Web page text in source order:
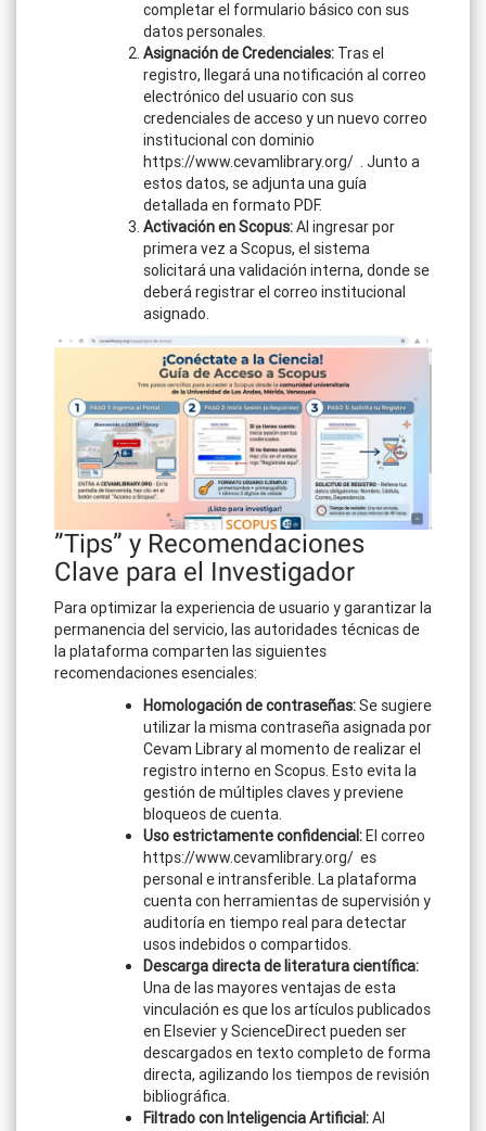
completar el formulario básico con sus
datos personales.
Asignación de Credenciales: Tras el
registro, llegará una notificación al correo
electrónico del usuario con sus
credenciales de acceso y un nuevo correo
institucional con dominio
https://www.cevamlibrary.org/ . Junto a
estos datos, se adjunta una guía
detallada en formato PDF.
Activación en Scopus:Al ingresar por
primera vez a Scopus, el sistema
solicitará una validación interna, donde se
deberá registrar el correo institucional
asignado.
​”Tips” y Recomendaciones
Clave para el Investigador
​Para optimizar la experiencia de usuario y garantizar la
permanencia del servicio, las autoridades técnicas de
la plataforma comparten las siguientes
recomendaciones esenciales:
Homologación de contraseñas:Se sugiere
utilizar la misma contraseña asignada por
Cevam Library al momento de realizar el
registro interno en Scopus. Esto evita la
gestión de múltiples claves y previene
bloqueos de cuenta.
Uso estrictamente confidencial:El correo
https://www.cevamlibrary.org/ es
personal e intransferible. La plataforma
cuenta con herramientas de supervisión y
auditoría en tiempo real para detectar
usos indebidos o compartidos.
Descarga directa de literatura científica:
Una de las mayores ventajas de esta
vinculación es que los artículos publicados
en Elsevier y ScienceDirect pueden ser
descargados en texto completo de forma
directa, agilizando los tiempos de revisión
bibliográfica.
Filtrado con Inteligencia Artificial:Al